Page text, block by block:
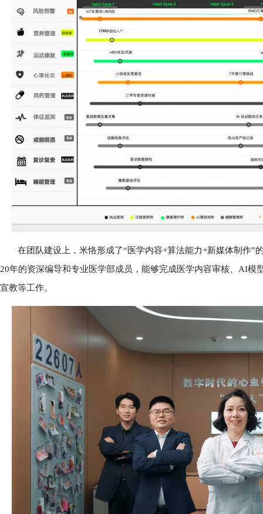
在团队建设上，米恪形成了“医学内容+算法能力+新媒体制作”
20年的资深编导和专业医学部成员，能够完成医学内容审核、AI
宣教等工作。